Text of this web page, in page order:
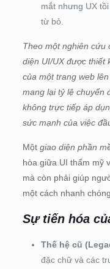
mắt nhưng UX
từ bỏ.
Theo một nghiên cứu
diện UI/UX được thiết
của một trang web
mang lại tỷ lệ chuyển
không trực tiếp áp
sức mạnh của việc
Một giao diện phần
hòa giữa UI thẩm mỹ
mà còn phải giúp
một cách nhanh
Sự tiến hóa
Thế hệ cũ
đặc chữ và các